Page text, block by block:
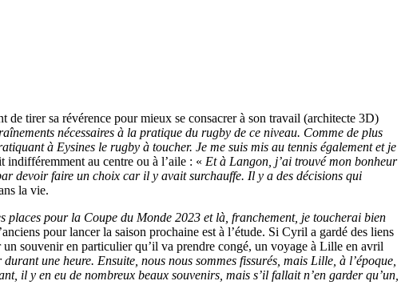
tirer sa révérence pour mieux se consacrer à son travail (architecte 3D)
nécessaires à la pratique du rugby de ce niveau. Comme de plus
à Eysines le rugby à toucher. Je me suis mis au tennis également et je
au centre ou à l’aile : « Et à Langon, j’ai trouvé mon bonheur
devoir faire un choix car il y avait surchauffe. Il y a des décisions qui
la vie.
pour la Coupe du Monde 2023 et là, franchement, je toucherai bien
pour lancer la saison prochaine est à l’étude. Si Cyril a gardé des liens
un souvenir en particulier qu’il va prendre congé, un voyage à Lille en avril
une heure. Ensuite, nous nous sommes fissurés, mais Lille, à l’époque,
il y en eu de nombreux beaux souvenirs, mais s’il fallait n’en garder qu’un,